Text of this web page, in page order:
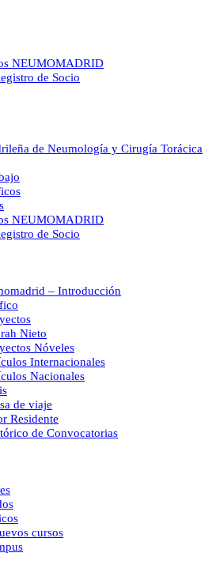
NEUMOMADRID
de Socio
de Neumología y Cirugía Torácica
NEUMOMADRID
de Socio
– Introducción
Nieto
Nóveles
Internacionales
Nacionales
de viaje
Residente
de Convocatorias
cursos